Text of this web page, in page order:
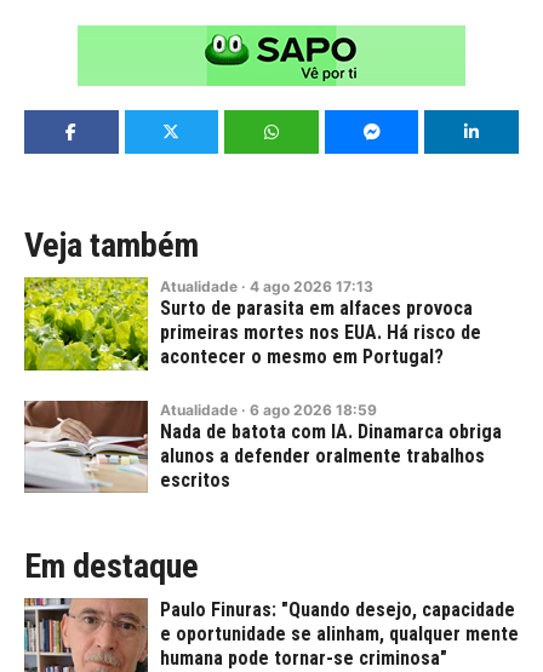
Veja também
Atualidade · 4 ago 2026 17:13
Surto de parasita em alfaces provoca
primeiras mortes nos EUA. Há risco de
acontecer o mesmo em Portugal?
Atualidade · 6 ago 2026 18:59
Nada de batota com IA. Dinamarca obriga
alunos a defender oralmente trabalhos
escritos
Em destaque
Paulo Finuras: "Quando desejo, capacidade
e oportunidade se alinham, qualquer mente
humana pode tornar-se criminosa"